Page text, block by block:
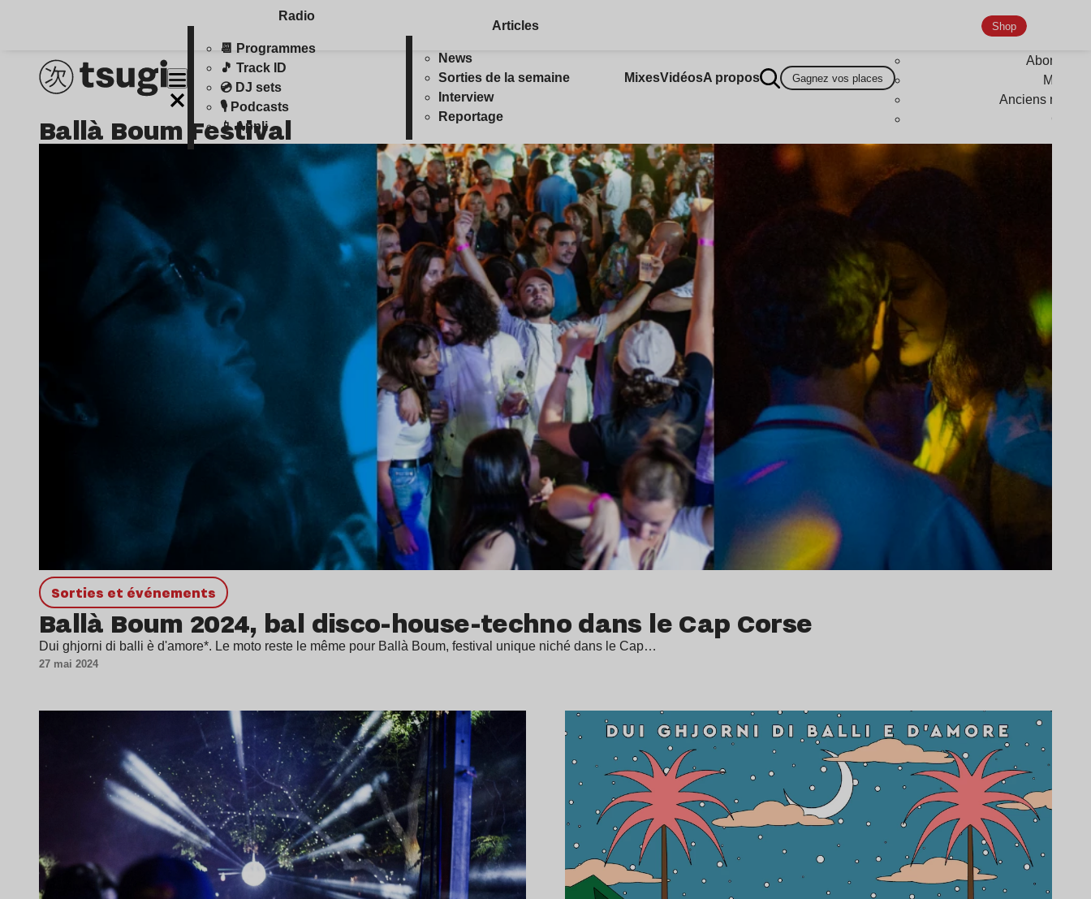
Radio
📆 Programmes
🎵 Track ID
💿 DJ sets
🎙️ Podcasts
📱 Appli
Articles
News
Sorties de la semaine
Interview
Reportage
MixesVidéosA propos Gagnez vos places
Shop
Anciens
Ballà Boum Festival
Sorties et événements
Ballà Boum 2024, bal disco-house-techno dans le Cap Corse
Dui ghjorni di balli è d'amore*. Le moto reste le même pour Ballà Boum, festival unique niché dans le Cap…
27 mai 2024